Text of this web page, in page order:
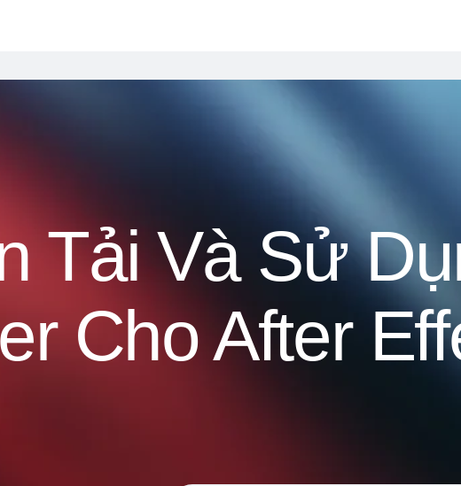
Tải Và Sử
Cho After